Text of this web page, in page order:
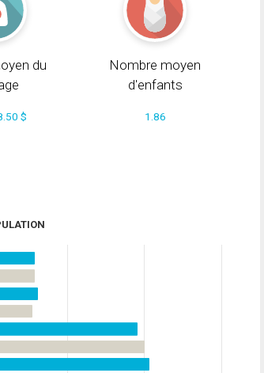
du
$
Nombre moyen
d'enfants
1.86